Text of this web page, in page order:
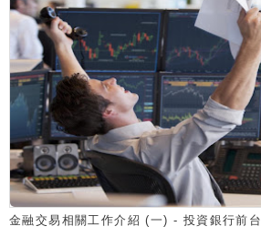
金融交易相關工作介紹 (一) - 投資銀行前台